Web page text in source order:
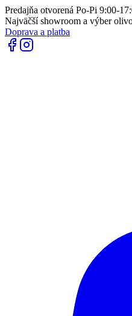
Predajňa otvorená Po-Pi 9:00-
Najväčší showroom a výber
Doprava a platba